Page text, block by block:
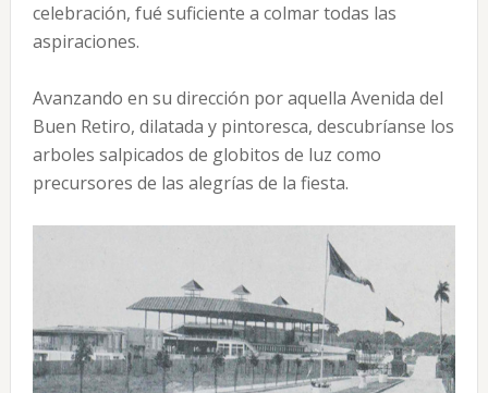
celebración, fué suficiente a colmar todas las
aspiraciones.
Avanzando en su dirección por aquella Avenida del
Buen Retiro, dilatada y pintoresca, descubríanse los
arboles salpicados de globitos de luz como
precursores de las alegrías de la fiesta.